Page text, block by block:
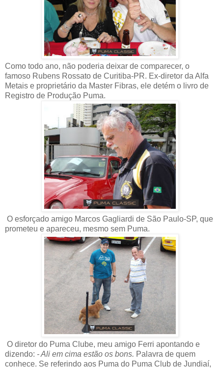
Como todo ano, não poderia deixar de comparecer, o
famoso Rubens Rossato de Curitiba-PR. Ex-diretor da Alfa
Metais e proprietário da Master Fibras, ele detém o livro de
Registro de Produção Puma.
O esforçado amigo Marcos Gagliardi de São Paulo-SP, que
prometeu e apareceu, mesmo sem Puma.
O diretor do Puma Clube, meu amigo Ferri apontando e
dizendo: - Ali em cima estão os bons. Palavra de quem
conhece. Se referindo aos Puma do Puma Club de Jundiaí,